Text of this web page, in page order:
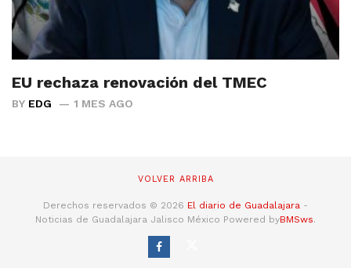
EU rechaza renovación del TMEC
BY EDG 1 MES AGO
VOLVER ARRIBA
Derechos reservados © 2026 El diario de Guadalajara -
Noticias de Guadalajara Jalisco México Powered byBMSws.